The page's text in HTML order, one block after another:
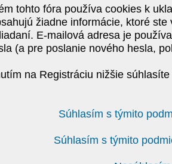
tohto fóra používa cookies k
žiadne informácie, ktoré
E-mailová adresa je
(a pre poslanie nového hesla,
na Registráciu nižšie
Súhlasím s týmito
Súhlasím s týmito